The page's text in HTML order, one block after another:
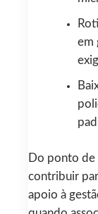
em
Do ponto de
contribuir
apoio à